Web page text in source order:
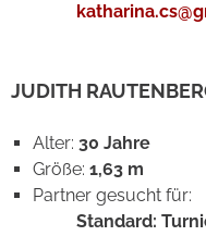
JUDITH
Alter: 30 Jahre
Größe: 1,63 m
Partner gesucht für:
Standard: